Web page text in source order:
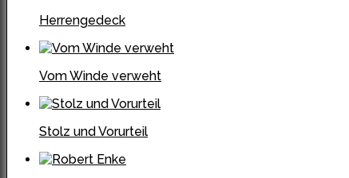
Herrengedeck
Vom Winde verweht
Stolz und Vorurteil